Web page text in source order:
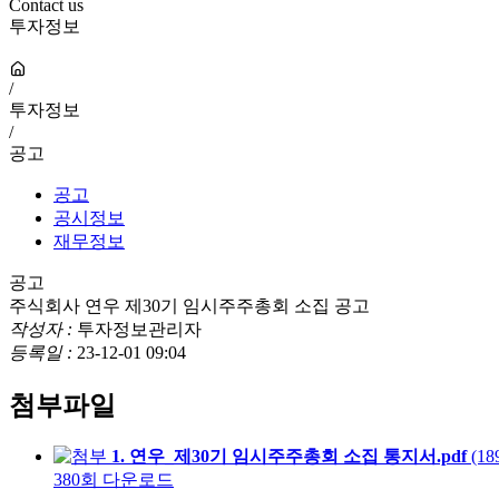
Contact us
투자정보
/
투자정보
/
공고
공고
공시정보
재무정보
공고
주식회사 연우 제30기 임시주주총회 소집 공고
작성자 : 투자정보관리자
등록일 : 23-12-01 09:04
첨부파일
1. 연우_제30기 임시주주총회 소집 통지서.pdf
380회 다운로드